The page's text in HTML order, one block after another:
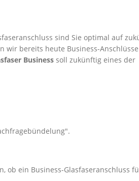
sind Sie optimal auf
wir bereits heute Business-
Business soll zukünftig eines der
ob ein Business-Glasfaseranschluss